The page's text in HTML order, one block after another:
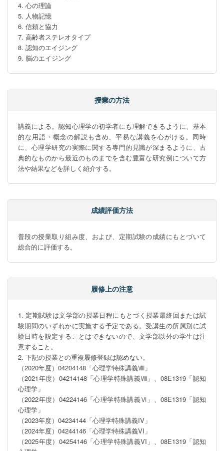
4. 心の理論
5. 人物記憶
6. 信頼と協力
7. 高齢者ステレオタイプ
8. 認知のエイジング
9. 脳のエイジング
授業の方法
講義による。認知心理学の初学者にも理解できるように、基本
的な用語・概念の解説も含め、平易な講義を心がける。同時
に、心理学研究の実際に関する専門的見識が深まるように、古
典的なものから最近のものまでを含む豊富な研究例について方
法や結果などを詳しく紹介する。
成績評価方法
普段の授業取り組み度、および、定期試験の成績にもとづいて
総合的に評価する。
履修上の注意
1. 定期試験は文学部の授業日程にもとづく授業最終回または試
験期間のいずれかに実施する予定である。受講生の所属別に試
験日時を設定することはできないので、文学部以外の学生は注
意すること。
2. 下記の授業との重複履修登録は認めない。
（2020年度）04204148「心理学特殊講義Ⅷ」
（2021年度）04214148「心理学特殊講義Ⅷ」、08E1319「認知
心理学」
（2022年度）04224146「心理学特殊講義Ⅵ」、08E1319「認知
心理学」
（2023年度）04234144「心理学特殊講義IV」
（2024年度）04244146「心理学特殊講義VI」
（2025年度）04254146「心理学特殊講義VI」、08E1319「認知